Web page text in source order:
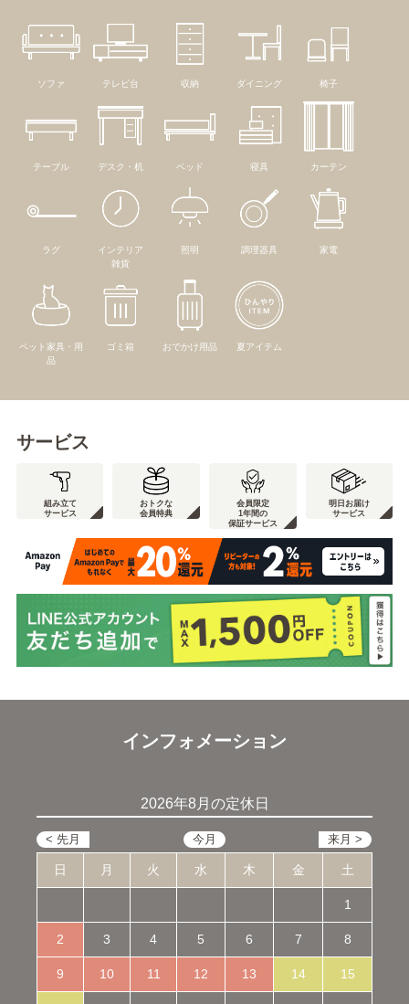
ソファ テレビ台 収納 ダイニング 椅子
テーブル デスク・机 ベッド 寝具 カーテン
ラグ
インテリア
雑貨
照明 調理器具 家電
ペット家具・用
品
ゴミ箱 おでかけ用品 夏アイテム
サービス
組み立て
サービス
おトクな
会員特典
会員限定
1年間の
保証サービス
明日お届け
サービス
インフォメーション
2026年8月の定休日
日 月 火 水 木 金 土
1
2 3 4 5 6 7 8
9 10 11 12 13 14 15